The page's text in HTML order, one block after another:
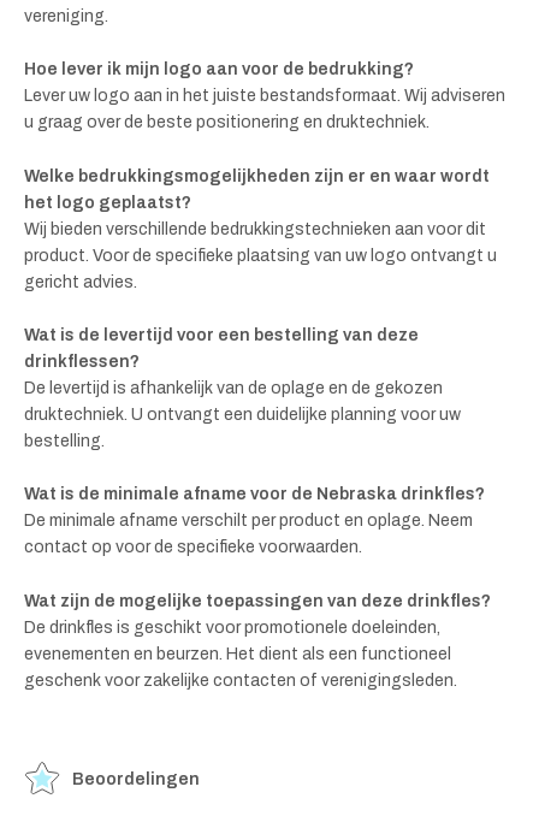
vereniging.
Hoe lever ik mijn logo aan voor de bedrukking?
Lever uw logo aan in het juiste bestandsformaat. Wij adviseren
u graag over de beste positionering en druktechniek.
Welke bedrukkingsmogelijkheden zijn er en waar wordt
het logo geplaatst?
Wij bieden verschillende bedrukkingstechnieken aan voor dit
product. Voor de specifieke plaatsing van uw logo ontvangt u
gericht advies.
Wat is de levertijd voor een bestelling van deze
drinkflessen?
De levertijd is afhankelijk van de oplage en de gekozen
druktechniek. U ontvangt een duidelijke planning voor uw
bestelling.
Wat is de minimale afname voor de Nebraska drinkfles?
De minimale afname verschilt per product en oplage. Neem
contact op voor de specifieke voorwaarden.
Wat zijn de mogelijke toepassingen van deze drinkfles?
De drinkfles is geschikt voor promotionele doeleinden,
evenementen en beurzen. Het dient als een functioneel
geschenk voor zakelijke contacten of verenigingsleden.
Beoordelingen